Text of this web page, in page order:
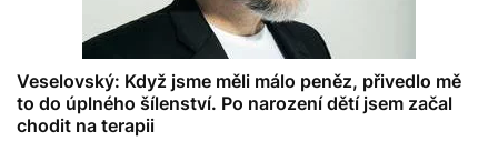
Veselovský: Když jsme měli málo peněz, přivedlo mě
to do úplného šílenství. Po narození dětí jsem začal
chodit na terapii